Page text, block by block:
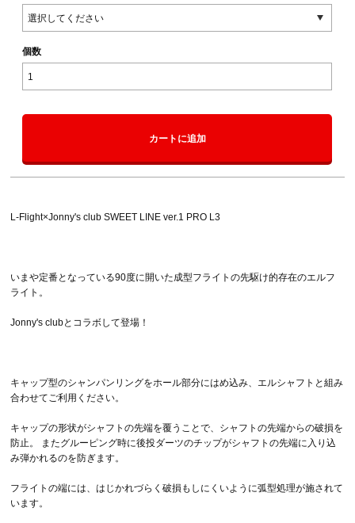
個数
カートに追加
L-Flight×Jonny's club SWEET LINE ver.1 PRO L3
いまや定番となっている90度に開いた成型フライトの先駆け的存在のエルフ
ライト。
Jonny's clubとコラボして登場！
キャップ型のシャンパンリングをホール部分にはめ込み、エルシャフトと組み
合わせてご利用ください。
キャップの形状がシャフトの先端を覆うことで、シャフトの先端からの破損を
防止。 またグルーピング時に後投ダーツのチップがシャフトの先端に入り込
み弾かれるのを防ぎます。
フライトの端には、はじかれづらく破損もしにくいように弧型処理が施されて
います。